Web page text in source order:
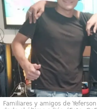
Familiares y amigos de